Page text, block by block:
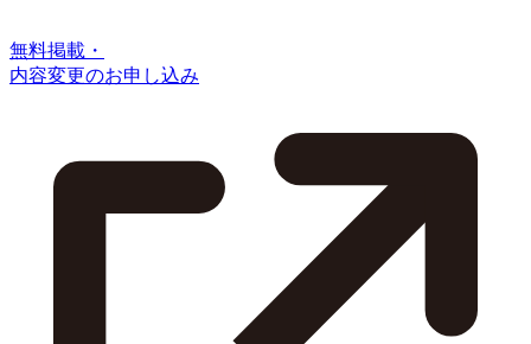
無料掲載・
内容変更のお申し込み